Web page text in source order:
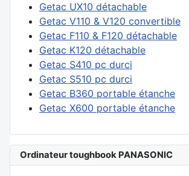
Getac UX10 détachable
Getac V110 & V120 convertible
Getac F110 & F120 détachable
Getac K120 détachable
Getac S410 pc durci
Getac S510 pc durci
Getac B360 portable étanche
Getac X600 portable étanche
Ordinateur toughbook PANASONIC